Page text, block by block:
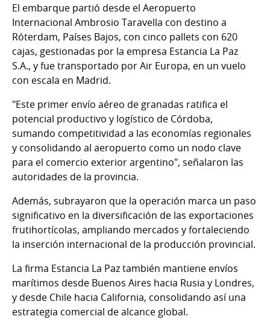
El embarque partió desde el Aeropuerto
Internacional Ambrosio Taravella con destino a
Róterdam, Países Bajos, con cinco pallets con 620
cajas, gestionadas por la empresa Estancia La Paz
S.A., y fue transportado por Air Europa, en un vuelo
con escala en Madrid.
"Este primer envío aéreo de granadas ratifica el
potencial productivo y logístico de Córdoba,
sumando competitividad a las economías regionales
y consolidando al aeropuerto como un nodo clave
para el comercio exterior argentino", señalaron las
autoridades de la provincia.
Además, subrayaron que la operación marca un paso
significativo en la diversificación de las exportaciones
frutihortícolas, ampliando mercados y fortaleciendo
la inserción internacional de la producción provincial.
La firma Estancia La Paz también mantiene envíos
marítimos desde Buenos Aires hacia Rusia y Londres,
y desde Chile hacia California, consolidando así una
estrategia comercial de alcance global.